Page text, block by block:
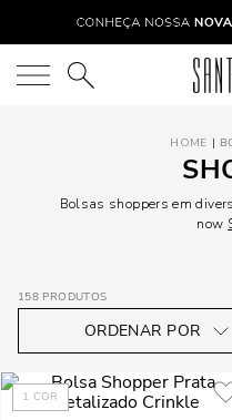
O que você está
Bolsas shoppers em
now
158 PRODUTOS
1 COR